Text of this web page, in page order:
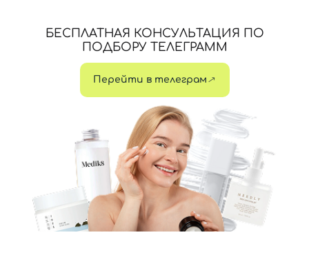
БЕСПЛАТНАЯ КОНСУЛЬТАЦИЯ ПО
ПОДБОРУ ТЕЛЕГРАММ
Перейти в телеграм